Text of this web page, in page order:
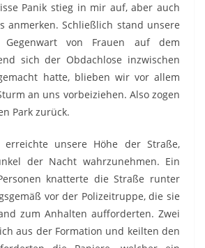
Panik stieg in mir auf, aber auch
anmerken. Schließlich stand unsere
von Frauen auf dem
sich der Obdachlose inzwischen
hatte, blieben wir vor allem
an uns vorbeiziehen. Also zogen
Park zurück.
erreichte unsere Höhe der Straße,
der Nacht wahrzunehmen. Ein
knatterte die Straße runter
vor der Polizeitruppe, die sie
zum Anhalten aufforderten. Zwei
aus der Formation und keilten den